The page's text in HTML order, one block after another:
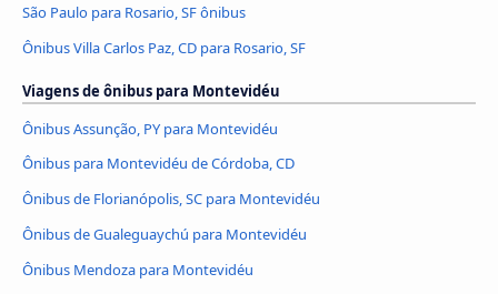
São Paulo para Rosario, SF ônibus
Ônibus Villa Carlos Paz, CD para Rosario, SF
Viagens de ônibus para Montevidéu
Ônibus Assunção, PY para Montevidéu
Ônibus para Montevidéu de Córdoba, CD
Ônibus de Florianópolis, SC para Montevidéu
Ônibus de Gualeguaychú para Montevidéu
Ônibus Mendoza para Montevidéu